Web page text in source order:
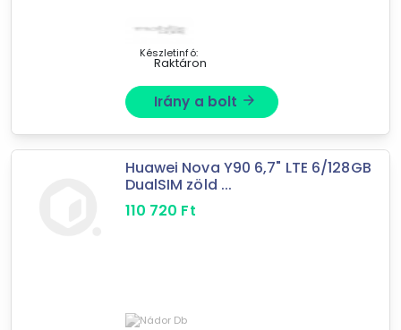
Szűrés
Mást is keresel? Válogass a Depo teljes
tovább válogatok »
Készletinfó:
Raktáron
Irány a bolt arrow_forward
Huawei Nova Y90 6,7" LTE 6/128GB
DualSIM zöld ...
110 720 Ft